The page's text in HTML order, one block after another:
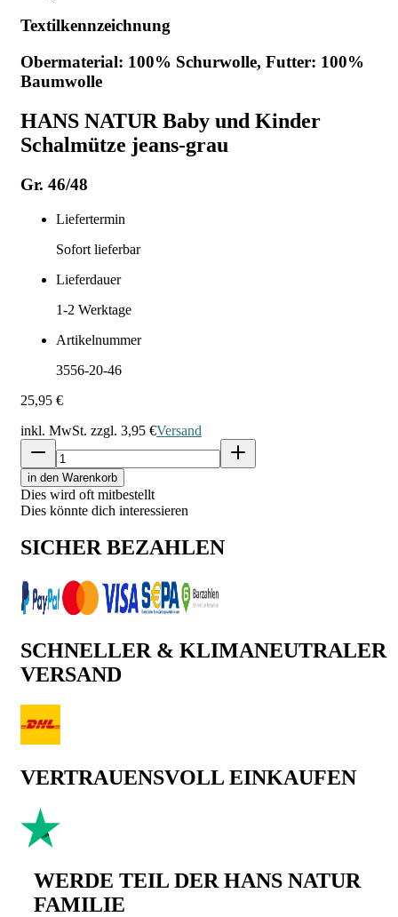
Textilkennzeichnung
Obermaterial: 100% Schurwolle, Futter: 100%
Baumwolle
HANS NATUR Baby und Kinder
Schalmütze jeans-grau
Gr. 46/48
Liefertermin
Sofort lieferbar
Lieferdauer
1-2 Werktage
Artikelnummer
3556-20-46
25,95 €
inkl. MwSt. zzgl. 3,95 €Versand
in den Warenkorb
Dies wird oft mitbestellt
Dies könnte dich interessieren
SICHER BEZAHLEN
SCHNELLER & KLIMANEUTRALER
VERSAND
VERTRAUENSVOLL EINKAUFEN
WERDE TEIL DER HANS NATUR
FAMILIE